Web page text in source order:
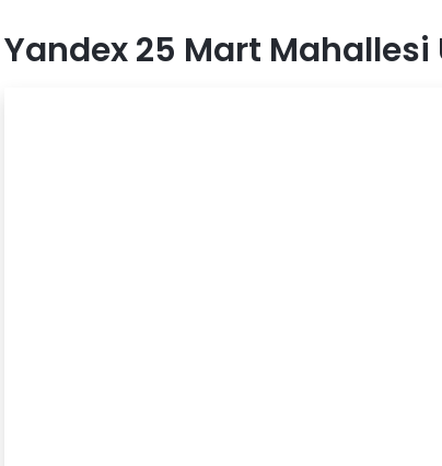
Yandex 25 Mart Mahallesi